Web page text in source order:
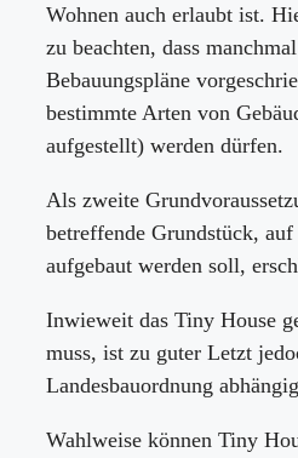
Wohnen auch erlaubt ist.
zu beachten, dass
Bebauungspläne
bestimmte Arten von
aufgestellt) werden dürfen.
Als zweite
betreffende Grundstück,
aufgebaut werden soll,
Inwieweit das Tiny House
muss, ist zu guter Letzt
Landesbauordnung
Wahlweise können Tiny